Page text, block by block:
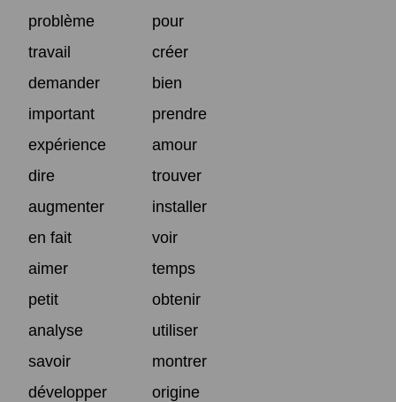
problème
pour
travail
créer
demander
bien
important
prendre
expérience
amour
dire
trouver
augmenter
installer
en fait
voir
aimer
temps
petit
obtenir
analyse
utiliser
savoir
montrer
développer
origine